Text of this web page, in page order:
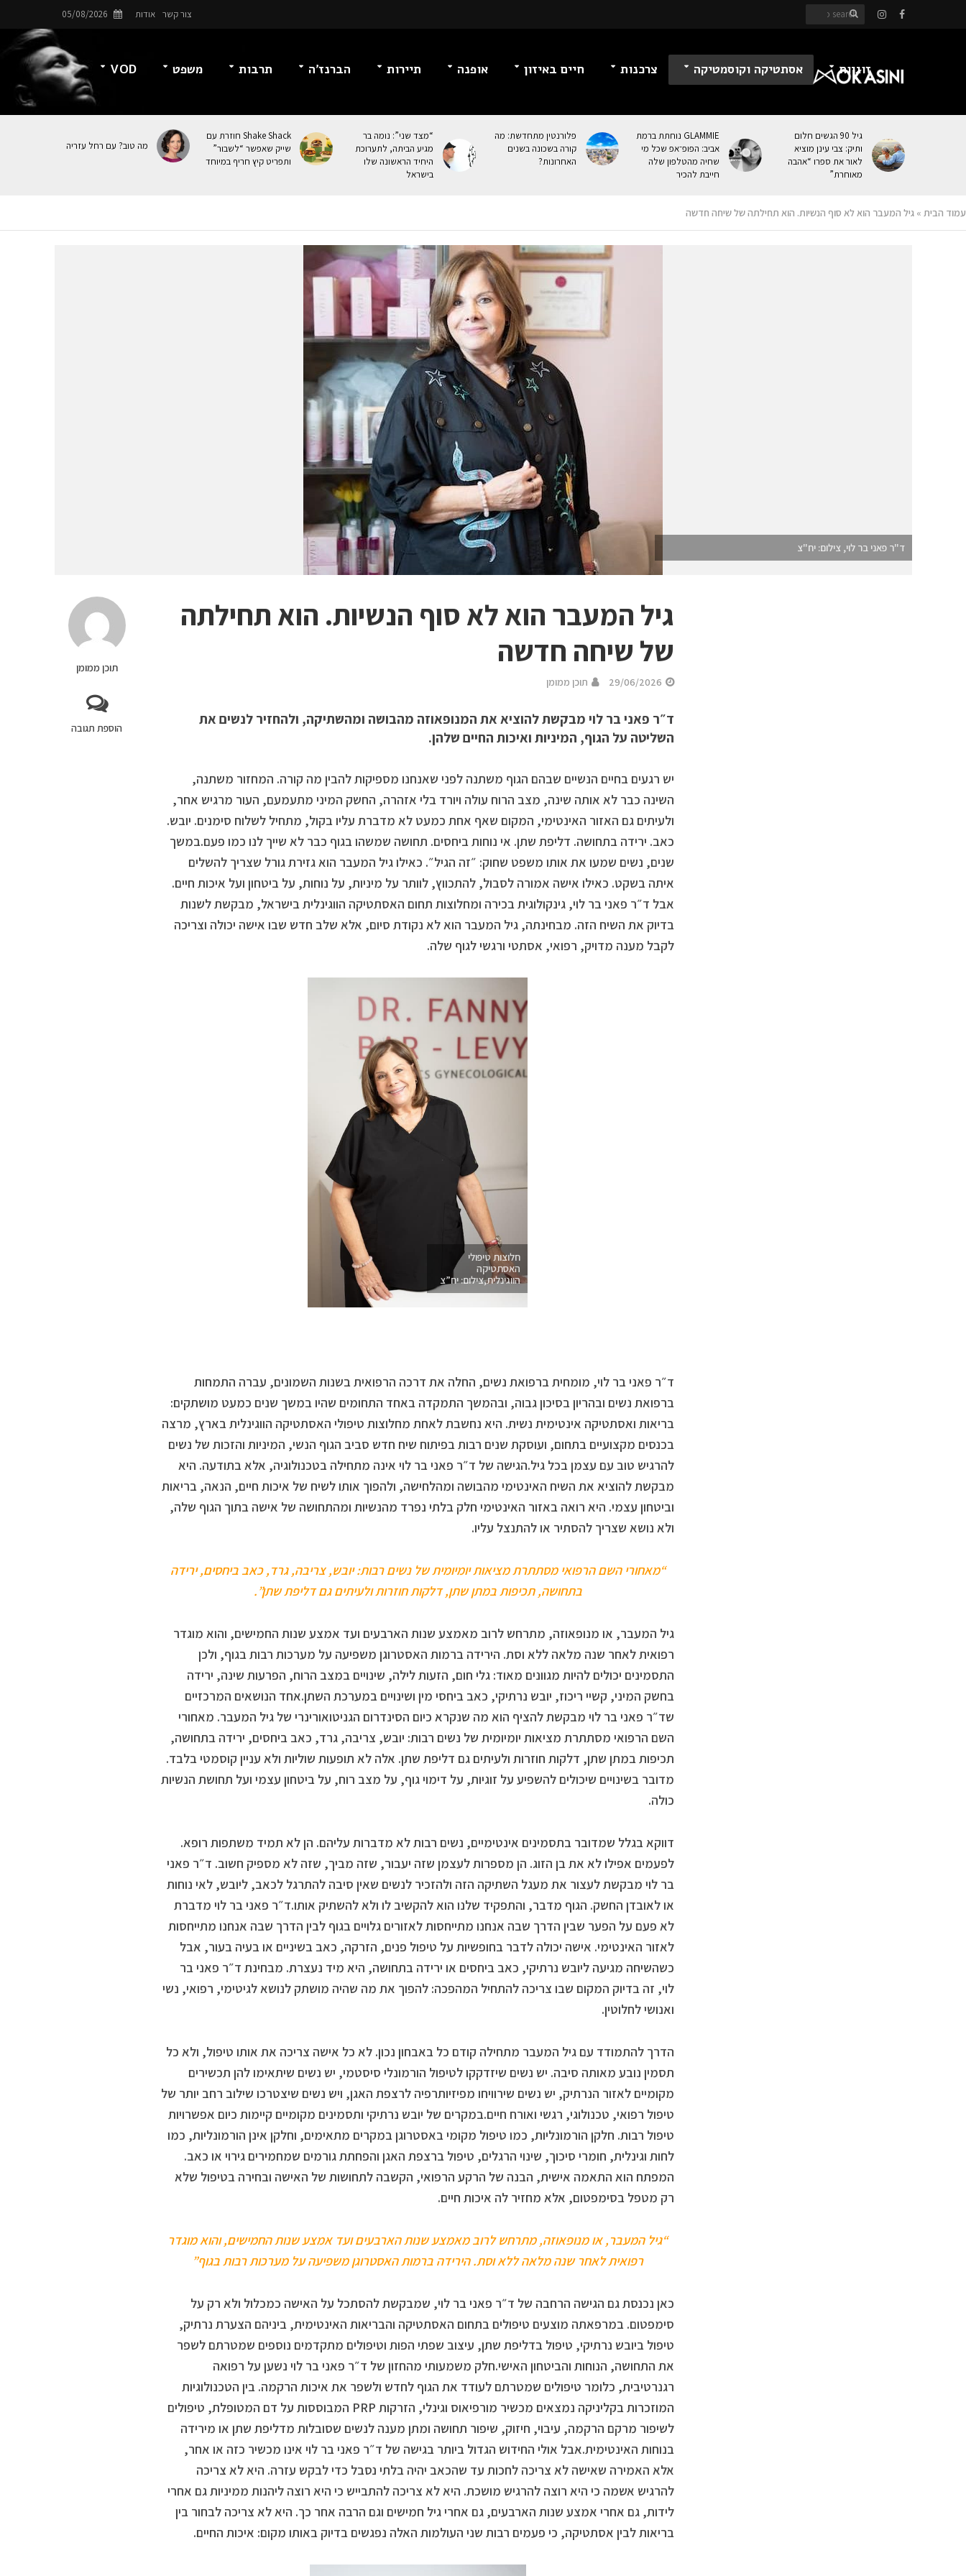
צור קשר אודות 05/08/2026
זוגיות אסתטיקה וקוסמטיקה צרכנות חיים באיזון אופנה תיירות הברנז’ה תרבות משפט VOD
גיל 90 הגשים חלום
ותיק: צבי עינן מוציא
לאור את ספרו “אהבה
מאוחרת”
GLAMMIE נוחתת ברמת
אביב: הפופ־אפ שכל מי
שחיה מהטלפון שלה
חייבת להכיר
פלורנטין מתחדשת: מה
קורה בשכונה בשנים
האחרונות?
“מצד שני”: נומה בר
מגיע הביתה, לתערוכת
היחיד הראשונה שלו
בישראל
Shake Shack חוזרת עם
שייק שאפשר “לשבור”
ותפריט קיץ חריף במיוחד
מה טוב? עם רחל עזריה
עמוד הבית » גיל המעבר הוא לא סוף הנשיות. הוא תחילתה של שיחה חדשה
ד"ר פאני בר לוי, צילום: יח"צ
תוכן ממומן
הוספת תגובה
גיל המעבר הוא לא סוף הנשיות. הוא תחילתה
של שיחה חדשה
29/06/2026 תוכן ממומן
ד״ר פאני בר לוי מבקשת להוציא את המנופאוזה מהבושה ומהשתיקה, ולהחזיר לנשים את
השליטה על הגוף, המיניות ואיכות החיים שלהן.
יש רגעים בחיים הנשיים שבהם הגוף משתנה לפני שאנחנו מספיקות להבין מה קורה. המחזור משתנה,
השינה כבר לא אותה שינה, מצב הרוח עולה ויורד בלי אזהרה, החשק המיני מתעמעם, העור מרגיש אחר,
ולעיתים גם האזור האינטימי, המקום שאף אחת כמעט לא מדברת עליו בקול, מתחיל לשלוח סימנים. יובש.
כאב. ירידה בתחושה. דליפת שתן. אי נוחות ביחסים. תחושה שמשהו בגוף כבר לא שייך לנו כמו פעם.במשך
שנים, נשים שמעו את אותו משפט שחוק: ״זה הגיל״. כאילו גיל המעבר הוא גזירת גורל שצריך להשלים
איתה בשקט. כאילו אישה אמורה לסבול, להתכווץ, לוותר על מיניות, על נוחות, על ביטחון ועל איכות חיים.
אבל ד״ר פאני בר לוי, גינקולוגית בכירה ומחלוצות תחום האסתטיקה הווגינלית בישראל, מבקשת לשנות
בדיוק את השיח הזה. מבחינתה, גיל המעבר הוא לא נקודת סיום, אלא שלב חדש שבו אישה יכולה וצריכה
לקבל מענה מדויק, רפואי, אסתטי ורגשי לגוף שלה.
חלוצות טיפולי
האסתטיקה
הווגינלית,צילום: יח”צ
ד״ר פאני בר לוי, מומחית ברפואת נשים, החלה את דרכה הרפואית בשנות השמונים, עברה התמחות
ברפואת נשים ובהריון בסיכון גבוה, ובהמשך התמקדה באחד התחומים שהיו במשך שנים כמעט מושתקים:
בריאות ואסתטיקה אינטימית נשית. היא נחשבת לאחת מחלוצות טיפולי האסתטיקה הווגינלית בארץ, מרצה
בכנסים מקצועיים בתחום, ועוסקת שנים רבות בפיתוח שיח חדש סביב הגוף הנשי, המיניות והזכות של נשים
להרגיש טוב עם עצמן בכל גיל.הגישה של ד״ר פאני בר לוי אינה מתחילה בטכנולוגיה, אלא בתודעה. היא
מבקשת להוציא את השיח האינטימי מהבושה ומהלחישה, ולהפוך אותו לשיח של איכות חיים, הנאה, בריאות
וביטחון עצמי. היא רואה באזור האינטימי חלק בלתי נפרד מהנשיות ומהתחושה של אישה בתוך הגוף שלה,
ולא נושא שצריך להסתיר או להתנצל עליו.
“מאחורי השם הרפואי מסתתרת מציאות יומיומית של נשים רבות: יובש, צריבה, גרד, כאב ביחסים, ירידה
בתחושה, תכיפות במתן שתן, דלקות חוזרות ולעיתים גם דליפת שתן”.
גיל המעבר, או מנופאוזה, מתרחש לרוב מאמצע שנות הארבעים ועד אמצע שנות החמישים, והוא מוגדר
רפואית לאחר שנה מלאה ללא וסת. הירידה ברמות האסטרוגן משפיעה על מערכות רבות בגוף, ולכן
התסמינים יכולים להיות מגוונים מאוד: גלי חום, הזעות לילה, שינויים במצב הרוח, הפרעות שינה, ירידה
בחשק המיני, קשיי ריכוז, יובש נרתיקי, כאב ביחסי מין ושינויים במערכת השתן.אחד הנושאים המרכזיים
שד״ר פאני בר לוי מבקשת להציף הוא מה שנקרא כיום הסינדרום הגניטואורינרי של גיל המעבר. מאחורי
השם הרפואי מסתתרת מציאות יומיומית של נשים רבות: יובש, צריבה, גרד, כאב ביחסים, ירידה בתחושה,
תכיפות במתן שתן, דלקות חוזרות ולעיתים גם דליפת שתן. אלה לא תופעות שוליות ולא עניין קוסמטי בלבד.
מדובר בשינויים שיכולים להשפיע על זוגיות, על דימוי גוף, על מצב רוח, על ביטחון עצמי ועל תחושת הנשיות
כולה.
דווקא בגלל שמדובר בתסמינים אינטימיים, נשים רבות לא מדברות עליהם. הן לא תמיד משתפות רופא.
לפעמים אפילו לא את בן הזוג. הן מספרות לעצמן שזה יעבור, שזה מביך, שזה לא מספיק חשוב. ד״ר פאני
בר לוי מבקשת לעצור את מעגל השתיקה הזה ולהזכיר לנשים שאין סיבה להתרגל לכאב, ליובש, לאי נוחות
או לאובדן החשק. הגוף מדבר, והתפקיד שלנו הוא להקשיב לו ולא להשתיק אותו.ד״ר פאני בר לוי מדברת
לא פעם על הפער שבין הדרך שבה אנחנו מתייחסות לאזורים גלויים בגוף לבין הדרך שבה אנחנו מתייחסות
לאזור האינטימי. אישה יכולה לדבר בחופשיות על טיפול פנים, הזרקה, כאב בשיניים או בעיה בעור, אבל
כשהשיחה מגיעה ליובש נרתיקי, כאב ביחסים או ירידה בתחושה, היא מיד נעצרת. מבחינת ד״ר פאני בר
לוי, זה בדיוק המקום שבו צריכה להתחיל המהפכה: להפוך את מה שהיה מושתק לנושא לגיטימי, רפואי, נשי
ואנושי לחלוטין.
הדרך להתמודד עם גיל המעבר מתחילה קודם כל באבחון נכון. לא כל אישה צריכה את אותו טיפול, ולא כל
תסמין נובע מאותה סיבה. יש נשים שיזדקקו לטיפול הורמונלי סיסטמי, יש נשים שיתאימו להן תכשירים
מקומיים לאזור הנרתיק, יש נשים שירוויחו מפיזיותרפיה לרצפת האגן, ויש נשים שיצטרכו שילוב רחב יותר של
טיפול רפואי, טכנולוגי, רגשי ואורח חיים.במקרים של יובש נרתיקי ותסמינים מקומיים קיימות כיום אפשרויות
טיפול רבות. חלקן הורמונליות, כמו טיפול מקומי באסטרוגן במקרים מתאימים, וחלקן אינן הורמונליות, כמו
לחות וגינלית, חומרי סיכוך, שינוי הרגלים, טיפול ברצפת האגן והפחתת גורמים שמחמירים גירוי או כאב.
המפתח הוא התאמה אישית, הבנה של הרקע הרפואי, הקשבה לתחושות של האישה ובחירה בטיפול שלא
רק מטפל בסימפטום, אלא מחזיר לה איכות חיים.
“גיל המעבר, או מנופאוזה, מתרחש לרוב מאמצע שנות הארבעים ועד אמצע שנות החמישים, והוא מוגדר
רפואית לאחר שנה מלאה ללא וסת. הירידה ברמות האסטרוגן משפיעה על מערכות רבות בגוף”
כאן נכנסת גם הגישה הרחבה של ד״ר פאני בר לוי, שמבקשת להסתכל על האישה כמכלול ולא רק על
סימפטום. במרפאתה מוצעים טיפולים בתחום האסתטיקה והבריאות האינטימית, ביניהם הצערת נרתיק,
טיפול ביובש נרתיקי, טיפול בדליפת שתן, עיצוב שפתי הפות וטיפולים מתקדמים נוספים שמטרתם לשפר
את התחושה, הנוחות והביטחון האישי.חלק משמעותי מהחזון של ד״ר פאני בר לוי נשען על רפואה
רגנרטיבית, כלומר טיפולים שמטרתם לעודד את הגוף לחדש ולשפר את איכות הרקמה. בין הטכנולוגיות
המוזכרות בקליניקה נמצאים מכשיר מורפיאוס וגינלי, הזרקות PRP המבוססות על דם המטופלת, טיפולים
לשיפור מרקם הרקמה, עיבוי, חיזוק, שיפור תחושה ומתן מענה לנשים שסובלות מדליפת שתן או מירידה
בנוחות האינטימית.אבל אולי החידוש הגדול ביותר בגישה של ד״ר פאני בר לוי אינו מכשיר כזה או אחר,
אלא האמירה שאישה לא צריכה לחכות עד שהכאב יהיה בלתי נסבל כדי לבקש עזרה. היא לא צריכה
להרגיש אשמה כי היא רוצה להרגיש מושכת. היא לא צריכה להתבייש כי היא רוצה ליהנות ממיניות גם אחרי
לידות, גם אחרי אמצע שנות הארבעים, גם אחרי גיל חמישים וגם הרבה אחר כך. היא לא צריכה לבחור בין
בריאות לבין אסתטיקה, כי פעמים רבות שני העולמות האלה נפגשים בדיוק באותו מקום: איכות החיים.